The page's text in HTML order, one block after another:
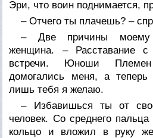
Эри, что воин поднимается,
– Отчего ты плачешь? –
– Две причины моему
женщина. – Расставание
встречи. Юноши
домогались меня, а
лишь тебя я желаю.
– Избавишься ты от
человек. Со среднего
кольцо и вложил в руку